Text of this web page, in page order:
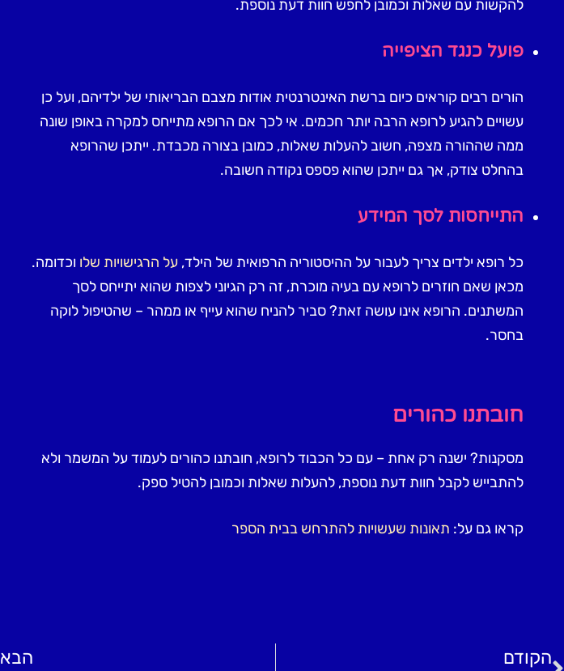
להקשות עם שאלות וכמובן לחפש חוות דעת נוספת.
פועל כנגד הציפייה
הורים רבים קוראים כיום ברשת האינטרנטית אודות מצבם הבריאותי של ילדיהם, ועל כן
עשויים להגיע לרופא הרבה יותר חכמים. אי לכך אם הרופא מתייחס למקרה באופן שונה
ממה שההורה מצפה, חשוב להעלות שאלות, כמובן בצורה מכבדת. ייתכן שהרופא
בהחלט צודק, אך גם ייתכן שהוא פספס נקודה חשובה.
התייחסות לסך המידע
כל רופא ילדים צריך לעבור על ההיסטוריה הרפואית של הילד, על הרגישויות שלו וכדומה.
מכאן שאם חוזרים לרופא עם בעיה מוכרת, זה רק הגיוני לצפות שהוא יתייחס לסך
המשתנים. הרופא אינו עושה זאת? סביר להניח שהוא עייף או ממהר – שהטיפול לוקה
בחסר.
חובתנו כהורים
מסקנות? ישנה רק אחת – עם כל הכבוד לרופא, חובתנו כהורים לעמוד על המשמר ולא
להתבייש לקבל חוות דעת נוספת, להעלות שאלות וכמובן להטיל ספק.
קראו גם על: תאונות שעשויות להתרחש בבית הספר
הקודם הבא